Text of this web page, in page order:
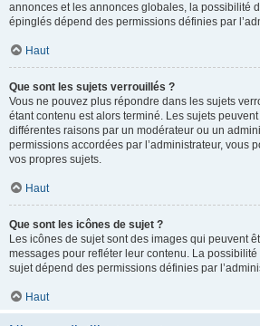
annonces et les annonces globales, la possibilité
épinglés dépend des permissions définies par
Haut
Que sont les sujets verrouillés ?
Vous ne pouvez plus répondre dans les sujets
étant contenu est alors terminé. Les sujets
différentes raisons par un modérateur ou un
permissions accordées par l’administrateur, vous
vos propres sujets.
Haut
Que sont les icônes de sujet ?
Les icônes de sujet sont des images qui peuvent
messages pour refléter leur contenu. La possibilité
sujet dépend des permissions définies par
Haut